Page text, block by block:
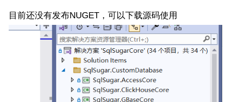
目前还没有发布NUGET，可以下载源码使用